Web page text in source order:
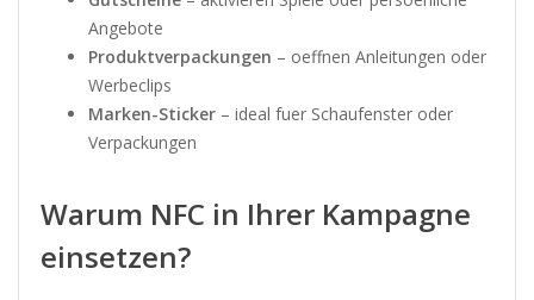
Angebote
Produktverpackungen – oeffnen Anleitungen oder
Werbeclips
Marken-Sticker– ideal fuer Schaufenster oder
Verpackungen
Warum NFC in Ihrer Kampagne
einsetzen?